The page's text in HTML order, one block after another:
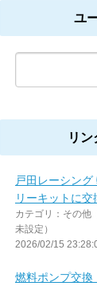
ユ
リ
戸田レーシング
リーキットに交
カテゴリ：その他
未設定）
2026/02/15
燃料ポンプ交換